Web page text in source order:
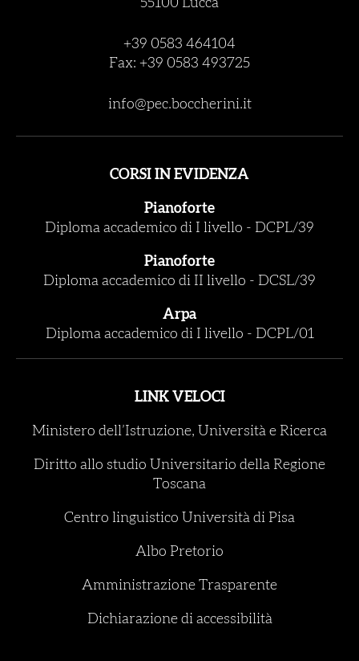
55100 Lucca
+39 0583 464104
Fax: +39 0583 493725
info@pec.boccherini.it
CORSI IN EVIDENZA
Pianoforte
Diploma accademico di I livello - DCPL/39
Pianoforte
Diploma accademico di II livello - DCSL/39
Arpa
Diploma accademico di I livello - DCPL/01
LINK VELOCI
Ministero dell’Istruzione, Università e Ricerca
Diritto allo studio Universitario della Regione
Toscana
Centro linguistico Università di Pisa
Albo Pretorio
Amministrazione Trasparente
Dichiarazione di accessibilità